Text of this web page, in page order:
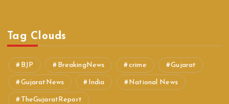
Tag Clouds
BJP BreakingNews crime Gujarat
GujaratNews India National News
TheGujaratReport